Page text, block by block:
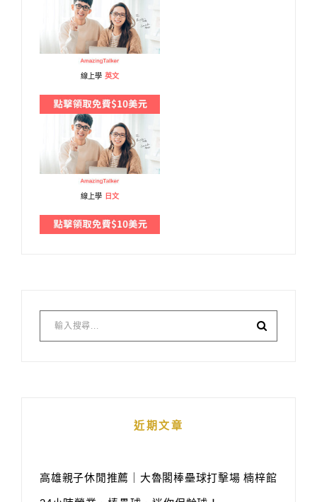
線上學 英文
線上學 日文
近期文章
高雄親子休閒推薦｜大魯閣棒壘球打擊場 楠梓館